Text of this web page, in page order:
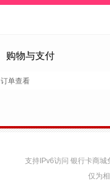
购物与支付
订单查看
支持IPv6访问 银行卡商
仅为